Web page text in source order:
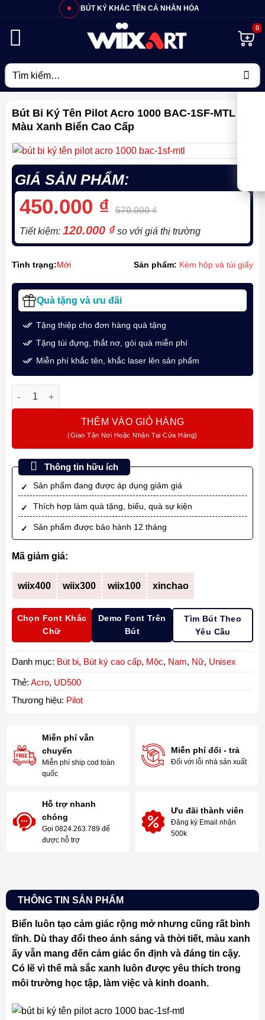
BÚT KÝ KHẮC TÊN CÁ NHÂN HÓA
Tìm
kiếm:
Bút Bi Ký Tên Pilot Acro 1000 BAC-1SF-MTL
Màu Xanh Biển Cao Cấp
GIÁ SẢN PHẨM:
450.000 ₫ 570.000₫
Tiết kiệm: 120.000 ₫so với giá thị trường
Tình trạng:Mới Sản phẩm: Kèm hộp và túi giấy
Quà tặng và ưu đãi
Tặng thiệp cho đơn hàng quà tặng
Tặng túi đựng, thắt nơ, gói quà miễn phí
Miễn phí khắc tên, khắc laser lên sản phẩm
Bút Bi Ký Tên Pilot Acro 1000 BAC-1SF-MTL Màu Xanh Biển
THÊM VÀO GIỎ HÀNG
Thông tin hữu ích
Sản phẩm đang được áp dụng giảm giá
Thích hợp làm quà tặng, biếu, quà sự kiện
Sản phẩm được bảo hành 12 tháng
Mã giảm giá:
wiix400 wiix300 wiix100 xinchao
Chọn Font Khắc
Chữ
Demo Font Trên
Bút
Tìm Bút Theo
Yêu Cầu
Danh mục: Bút bi, Bút ký cao cấp, Mộc, Nam, Nữ, Unisex
Thẻ: Acro, UD500
Thương hiệu: Pilot
Miễn phí vẫn
chuyển
Miễn phí ship cod toàn
quốc
Miễn phí đổi - trả
Đối với lỗi nhà sản xuất
Hỗ trợ nhanh
chóng
Gọi 0824.263.789 để
được hỗ trợ
Ưu đãi thành viên
Đăng ký Email nhận
500k
THÔNG TIN SẢN PHẨM
Biển luôn tạo cảm giác rộng mở nhưng cũng rất bình
tĩnh. Dù thay đổi theo ánh sáng và thời tiết, màu xanh
ấy vẫn mang đến cảm giác ổn định và đáng tin cậy.
Có lẽ vì thế mà sắc xanh luôn được yêu thích trong
môi trường học tập, làm việc và kinh doanh.